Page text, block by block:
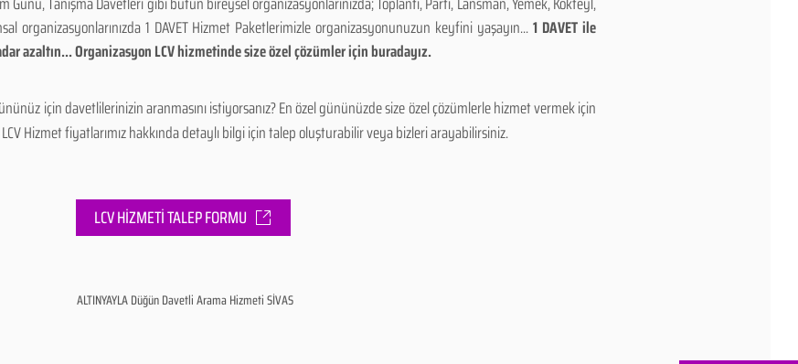
organizasyonlarınızda 1 DAVET Hizmet Paketlerimizle organizasyonunuzun keyfini yaşayın...1 DAVET ile
azaltın... Organizasyon LCV hizmetinde size özel çözümler için buradayız.
için davetlilerinizin aranmasını istiyorsanız? En özel gününüzde size özel çözümlerle hizmet vermek için
LCV Hizmet fiyatlarımız hakkında detaylı bilgi için talep oluşturabilir veya bizleri arayabilirsiniz.
LCV HİZMETİ TALEP FORMU
ALTINYAYLA Düğün Davetli Arama Hizmeti SİVAS